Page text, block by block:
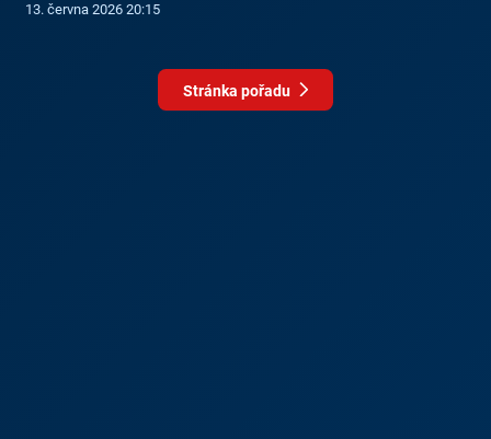
13. června 2026 20:15
Stránka pořadu